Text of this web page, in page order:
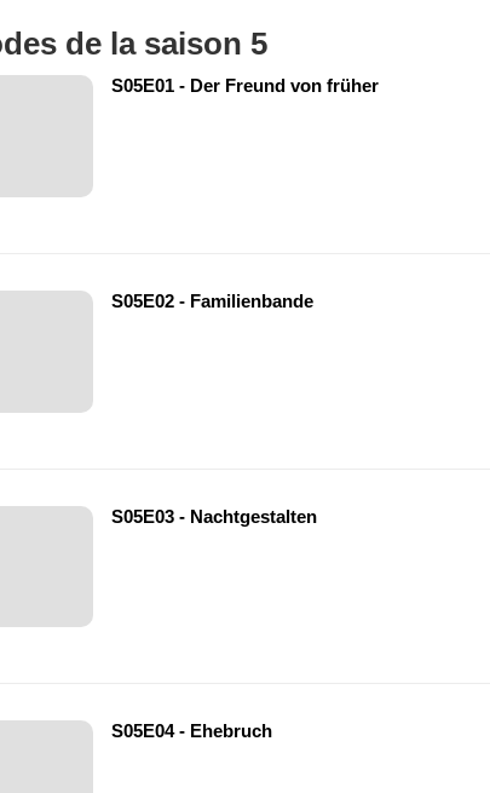
de la saison 5
S05E01 - Der Freund von früher
S05E02 - Familienbande
S05E03 - Nachtgestalten
S05E04 - Ehebruch